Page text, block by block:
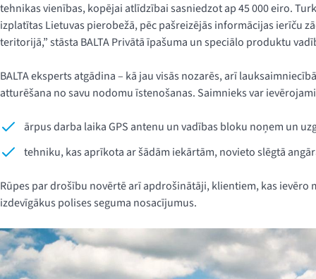
tehnikas vienības, kopējai atlīdzībai sasniedzot ap 45 000 eiro.
izplatītas Lietuvas pierobežā, pēc pašreizējās informācijas ierīču
teritorijā,” stāsta BALTA Privātā īpašuma un speciālo produktu
BALTA eksperts atgādina – kā jau visās nozarēs, arī
atturēšana no savu nodomu īstenošanas. Saimnieks var
ārpus darba laika GPS antenu un vadības bloku noņem un
tehniku, kas aprīkota ar šādām iekārtām, novieto slēgtā
Rūpes par drošību novērtē arī apdrošinātāji, klientiem, kas
izdevīgākus polises seguma nosacījumus.